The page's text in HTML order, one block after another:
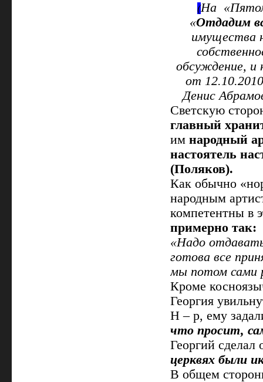
(На
«Отдадим
имущества
обсуждение, и
от
Денис
Светскую
главный
имнародный
настоятель
(Поляков).
Как обычно
народным
компетентны в
примерно так:
«Надо
готова все
мы потом сами
Кроме
Георгия
Н – р, ему
что просит,
Георгий
церквях были
В общем